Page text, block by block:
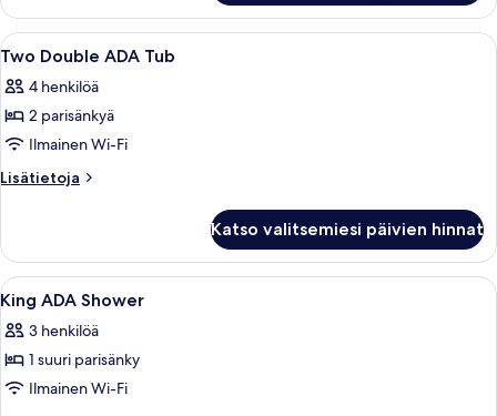
Tub
Avaa
kaikki
huonetyypin
Two
Double
ADA
Ylelliset vuodevaatteet,
2
Two Double ADA Tub
4 henkilöä
2 parisänkyä
Ilmainen Wi-Fi
Lisätietoja
Lisätietoja
ADA
Tub
Katso valitsemiesi päivien hinnat
Avaa
kaikki
huonetyypin
King
ADA
13
King ADA Shower
3 henkilöä
1 suuri parisänky
Ilmainen Wi-Fi